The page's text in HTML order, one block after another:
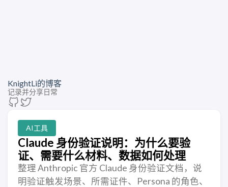
KnightLi的博客
记录并分享日常
AI工具
Claude 身份验证说明：为什么要验
证、需要什么材料、数据如何处理
整理 Anthropic 官方 Claude 身份验证文档，说
明验证触发场景、所需证件、Persona 的角色、